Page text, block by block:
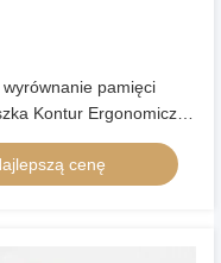
pamięci
Kontur Ergonomiczny
cenę